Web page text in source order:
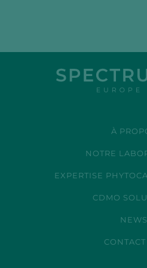
À
NOTRE
EXPERTISE
CDMO
NEWS
CONTACT